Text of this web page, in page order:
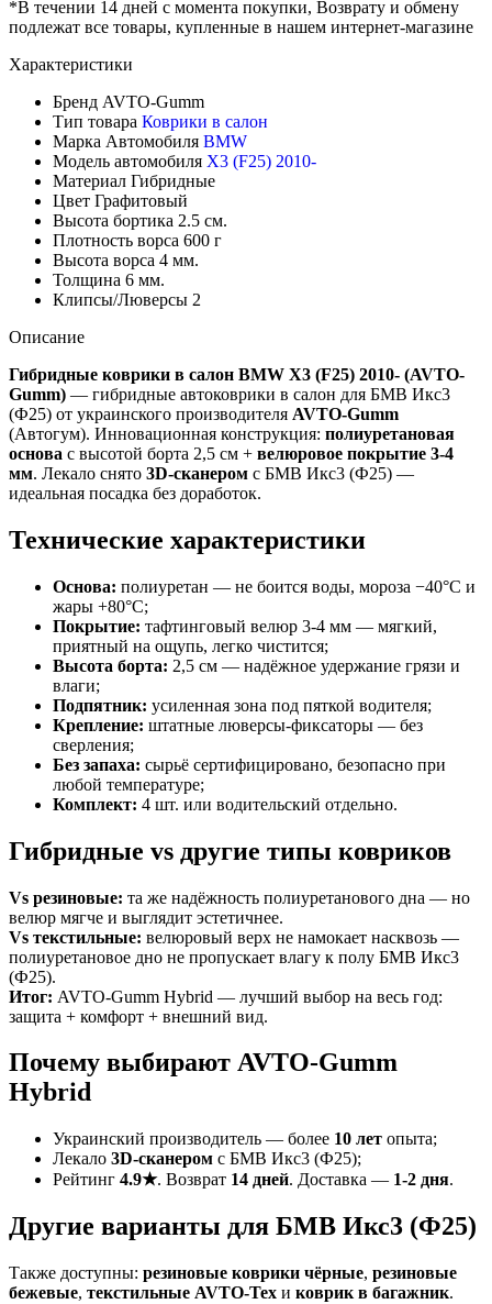
*В течении 14 дней с момента покупки, Возврату и обмену
подлежат все товары, купленные в нашем интернет-магазине
Характеристики
Бренд AVTO-Gumm
Тип товара Коврики в салон
Марка Автомобиля BMW
Модель автомобиля X3 (F25) 2010-
Материал Гибридные
Цвет Графитовый
Высота бортика 2.5 см.
Плотность ворса 600 г
Высота ворса 4 мм.
Толщина 6 мм.
Клипсы/Люверсы 2
Описание
Гибридные коврики в салон BMW X3 (F25) 2010- (AVTO-
Gumm) — гибридные автоковрики в салон для БМВ Икс3
(Ф25) от украинского производителя AVTO-Gumm
(Автогум). Инновационная конструкция: полиуретановая
основа с высотой борта 2,5 см + велюровое покрытие 3-4
мм. Лекало снято 3D-сканером с БМВ Икс3 (Ф25) —
идеальная посадка без доработок.
Технические характеристики
Основа: полиуретан — не боится воды, мороза −40°C и
жары +80°C;
Покрытие: тафтинговый велюр 3-4 мм — мягкий,
приятный на ощупь, легко чистится;
Высота борта: 2,5 см — надёжное удержание грязи и
влаги;
Подпятник: усиленная зона под пяткой водителя;
Крепление: штатные люверсы-фиксаторы — без
сверления;
Без запаха: сырьё сертифицировано, безопасно при
любой температуре;
Комплект: 4 шт. или водительский отдельно.
Гибридные vs другие типы ковриков
Vs резиновые: та же надёжность полиуретанового дна — но
велюр мягче и выглядит эстетичнее.
Vs текстильные: велюровый верх не намокает насквозь —
полиуретановое дно не пропускает влагу к полу БМВ Икс3
(Ф25).
Итог: AVTO-Gumm Hybrid — лучший выбор на весь год:
защита + комфорт + внешний вид.
Почему выбирают AVTO-Gumm
Hybrid
Украинский производитель — более 10 лет опыта;
Лекало 3D-сканером с БМВ Икс3 (Ф25);
Рейтинг 4.9★. Возврат 14 дней. Доставка — 1-2 дня.
Другие варианты для БМВ Икс3 (Ф25)
Также доступны: резиновые коврики чёрные, резиновые
бежевые, текстильные AVTO-Tex и коврик в багажник.